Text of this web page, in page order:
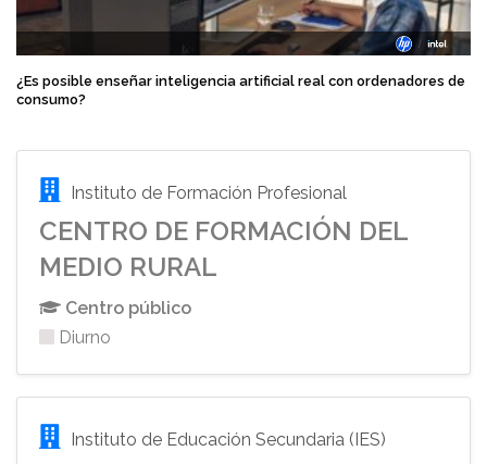
¿Es posible enseñar inteligencia artificial real con ordenadores de
consumo?
Instituto de Formación Profesional
CENTRO DE FORMACIÓN DEL
MEDIO RURAL
Centro público
Diurno
Instituto de Educación Secundaria (IES)